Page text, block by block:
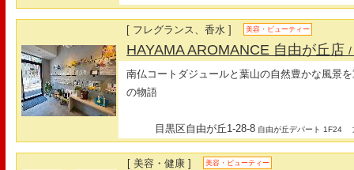
[ フレグランス、香水 ] 美容・ビューティー
HAYAMA AROMANCE 自由が丘店/
南仏コートダジュールと葉山の自然豊かな風景
の物語
目黒区自由が丘1-28-8 自由が丘デパート 1F24
[ 美容・健康 ] 美容・ビューティー